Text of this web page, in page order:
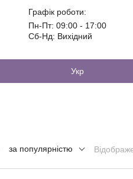
Графік роботи:
Пн-Пт: 09:00 - 17:00
Сб-Нд: Вихідний
Укр
за популярністю